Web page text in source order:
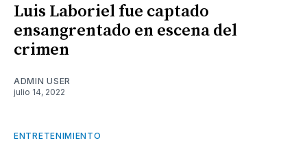
Luis Laboriel fue captado
ensangrentado en escena del
crimen
ADMIN USER
julio 14, 2022
ENTRETENIMIENTO